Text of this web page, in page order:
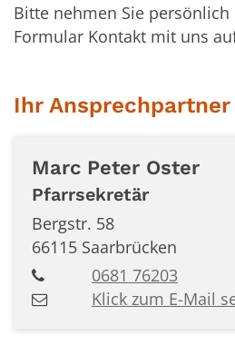
Bitte nehmen Sie
Formular Kontakt mit uns
Ihr Ansprechpartner
Marc Peter Oster
Pfarrsekretär
Bergstr. 58
66115 Saarbrücken
0681 76203
Klick zum E-Mail